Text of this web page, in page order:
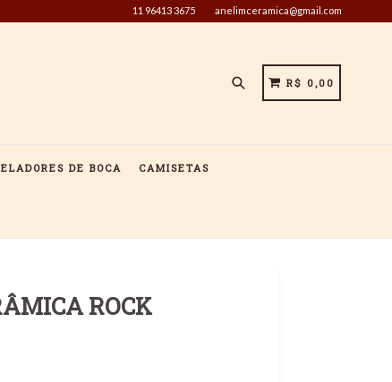
11 96413 3675 anelimceramica@gmail.com
PesquisarCARRINHO
CARRINHO
R$ 0,00
DE BOCA CAMISETAS
ROCK